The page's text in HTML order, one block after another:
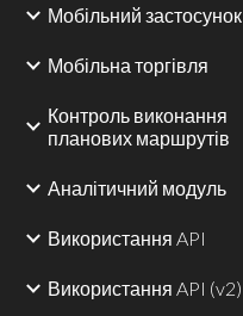
Мобільний застосунок
Мобільна торгівля
Контроль виконання
планових маршрутів
Аналітичний модуль
Використання API
Використання API (v2)